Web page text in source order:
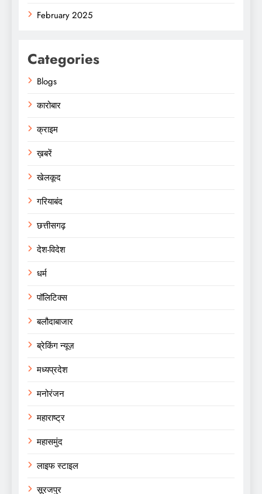
February 2025
Categories
Blogs
कारोबार
क्राइम
ख़बरें
खेलकूद
गरियाबंद
छत्तीसगढ़
देश-विदेश
धर्म
पॉलिटिक्स
बलौदाबाजार
ब्रेकिंग न्यूज़
मध्यप्रदेश
मनोरंजन
महाराष्ट्र
महासमुंद
लाइफ स्टाइल
सूरजपुर